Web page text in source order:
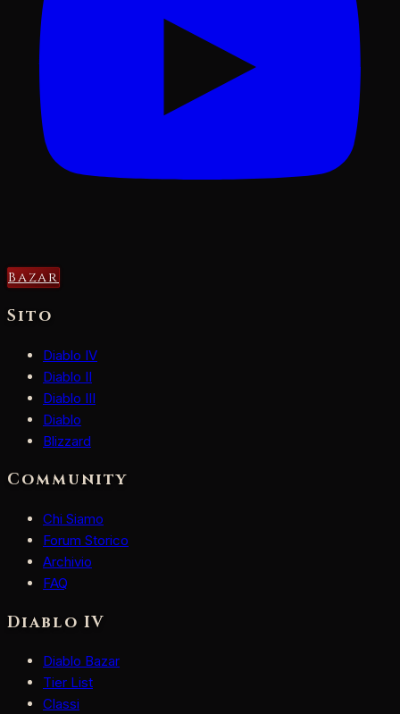
Bazar
Sito
Diablo IV
Diablo II
Diablo III
Diablo
Blizzard
Community
Chi Siamo
Forum Storico
Archivio
FAQ
Diablo IV
Diablo Bazar
Tier List
Classi